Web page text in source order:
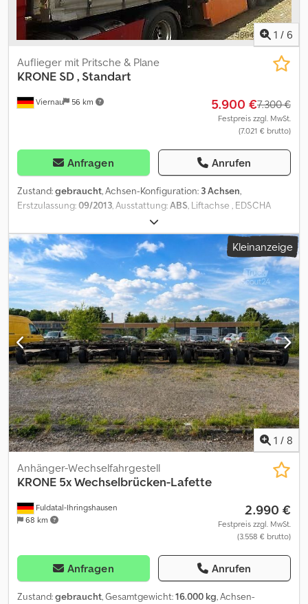
1 / 6
Viernau 56 km
Auflieger mit Pritsche & Plane
KRONE SD , Standart
5.900 €7.300 €
Festpreis zzgl. MwSt.
(7.021 € brutto)
Anfragen Anrufen
Zustand:gebraucht, Achsen-Konfiguration: 3 Achsen,
Erstzulassung:09/2013 , Ausstattung:ABS , Liftachse , EDSCHA
Dach defekt ! Crodpfxsgqncze Abgef
Kleinanzeige
1 / 8
Fuldatal-Ihringshausen
68 km
Anhänger-Wechselfahrgestell
KRONE 5x Wechselbrücken-Lafette
2.990 €
Festpreis zzgl. MwSt.
(3.558 € brutto)
Anfragen Anrufen
Zustand:gebraucht, Gesamtgewicht:16.000 kg, Achsen-